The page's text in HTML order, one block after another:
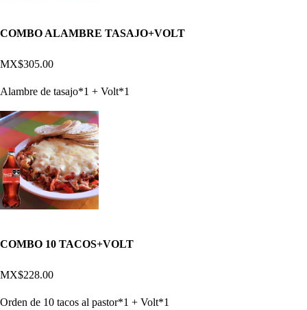
COMBO ALAMBRE TASAJO+VOLT
MX$305.00
Alambre de tasajo*1 + Volt*1
COMBO 10 TACOS+VOLT
MX$228.00
Orden de 10 tacos al pastor*1 + Volt*1